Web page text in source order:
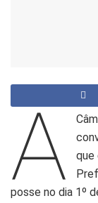
A
que
posse no dia 1º